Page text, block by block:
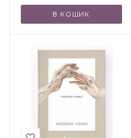
В КОШИК